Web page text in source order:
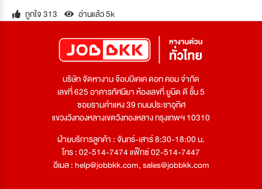
ถูกใจ 313 อ่านแล้ว 5k
บริษัท จัดหางาน จ๊อบบีเคเค ดอท คอม จำกัด
เลขที่ 625 อาคารทัศนียา ห้องเลขที่ ยูนิต ดี ชั้น 5
ซอยรามคำแหง 39 ถนนประชาอุทิศ
แขวงวังทองหลางเขตวังทองหลาง กรุงเทพฯ 10310
ฝ่ายบริการลูกค้า : จันทร์-เสาร์ 8:30-18:00 น.
โทร : 02-514-7474 แฟ็กซ์ 02-514-7447
อีเมล :help@jobbkk.com,sales@jobbkk.com